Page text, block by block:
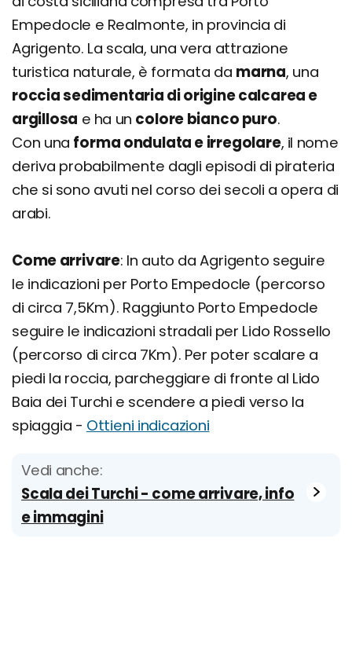
Empedocle e Realmonte, in provincia di
Agrigento. La scala, una vera attrazione
turistica naturale, è formata da marna, una
roccia sedimentaria di origine calcarea e
argillosa e ha un colore bianco puro.
Con una forma ondulata e irregolare, il nome
deriva probabilmente dagli episodi di pirateria
che si sono avuti nel corso dei secoli a opera di
arabi.
Come arrivare: In auto da Agrigento seguire
le indicazioni per Porto Empedocle (percorso
di circa 7,5Km). Raggiunto Porto Empedocle
seguire le indicazioni stradali per Lido Rossello
(percorso di circa 7Km). Per poter scalare a
piedi la roccia, parcheggiare di fronte al Lido
Baia dei Turchi e scendere a piedi verso la
spiaggia - Ottieni indicazioni
Vedi anche:
Scala dei Turchi - come arrivare, info
e immagini